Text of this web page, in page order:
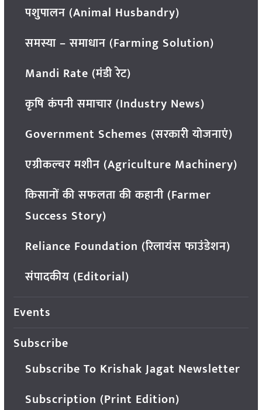
पशुपालन (Animal Husbandry)
समस्या – समाधान (Farming Solution)
Mandi Rate (मंडी रेट)
कृषि कंपनी समाचार (Industry News)
Government Schemes (सरकारी योजनाएं)
एग्रीकल्चर मशीन (Agriculture Machinery)
किसानों की सफलता की कहानी (Farmer
Success Story)
Reliance Foundation (रिलायंस फाउंडेशन)
संपादकीय (Editorial)
Events
Subscribe
Subscribe To Krishak Jagat Newsletter
Subscription (Print Edition)